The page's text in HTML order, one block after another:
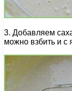
3. Добавляем
можно взбить и с